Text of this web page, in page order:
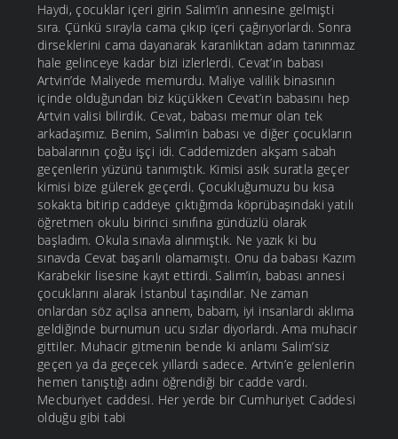
Haydi, çocuklar içeri girin Salim’in annesine gelmişti
sıra. Çünkü sırayla cama çıkıp içeri çağırıyorlardı. Sonra
dirseklerini cama dayanarak karanlıktan adam tanınmaz
hale gelinceye kadar bizi izlerlerdi. Cevat’ın babası
Artvin’de Maliyede memurdu. Maliye valilik binasının
içinde olduğundan biz küçükken Cevat’ın babasını hep
Artvin valisi bilirdik. Cevat, babası memur olan tek
arkadaşımız. Benim, Salim’in babası ve diğer çocukların
babalarının çoğu işçi idi. Caddemizden akşam sabah
geçenlerin yüzünü tanımıştık. Kimisi asık suratla geçer
kimisi bize gülerek geçerdi. Çocukluğumuzu bu kısa
sokakta bitirip caddeye çıktığımda köprübaşındaki yatılı
öğretmen okulu birinci sınıfına gündüzlü olarak
başladım. Okula sınavla alınmıştık. Ne yazık ki bu
sınavda Cevat başarılı olamamıştı. Onu da babası Kazım
Karabekir lisesine kayıt ettirdi. Salim’in, babası annesi
çocuklarını alarak İstanbul taşındılar. Ne zaman
onlardan söz açılsa annem, babam, iyi insanlardı aklıma
geldiğinde burnumun ucu sızlar diyorlardı. Ama muhacir
gittiler. Muhacir gitmenin bende ki anlamı Salim’siz
geçen ya da geçecek yıllardı sadece. Artvin’e gelenlerin
hemen tanıştığı adını öğrendiği bir cadde vardı.
Mecburiyet caddesi. Her yerde bir Cumhuriyet Caddesi
olduğu gibi tabi